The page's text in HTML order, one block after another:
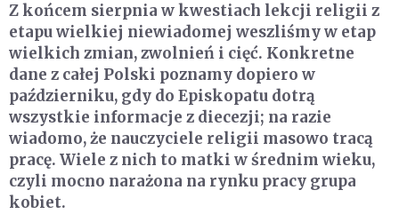
Z końcem sierpnia w kwestiach lekcji religii z
etapu wielkiej niewiadomej weszliśmy w etap
wielkich zmian, zwolnień i cięć. Konkretne
dane z całej Polski poznamy dopiero w
październiku, gdy do Episkopatu dotrą
wszystkie informacje z diecezji; na razie
wiadomo, że nauczyciele religii masowo tracą
pracę. Wiele z nich to matki w średnim wieku,
czyli mocno narażona na rynku pracy grupa
kobiet.